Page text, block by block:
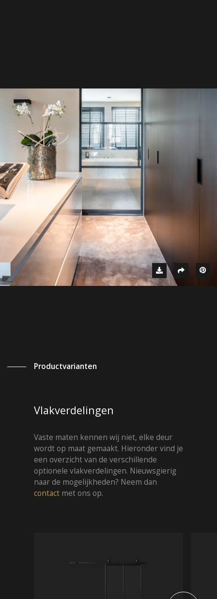
Productvarianten
Vlakverdelingen
Vaste maten kennen wij niet, elke deur
wordt op maat gemaakt. Hieronder vind je
een overzicht van de verschillende
optionele vlakverdelingen. Nieuwsgierig
naar de mogelijkheden? Neem dan
contactmet ons op.